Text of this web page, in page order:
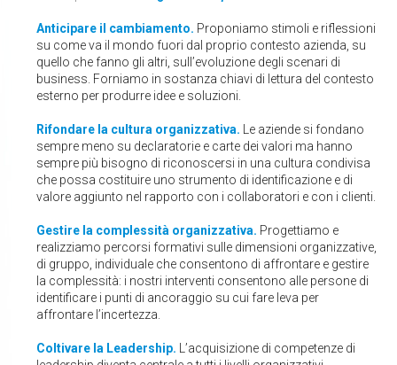
Anticipare il cambiamento. Proponiamo stimoli e riflessioni
su come va il mondo fuori dal proprio contesto azienda, su
quello che fanno gli altri, sull’evoluzione degli scenari di
business. Forniamo in sostanza chiavi di lettura del contesto
esterno per produrre idee e soluzioni.
Rifondare la cultura organizzativa.
Le aziende si fondano
sempre meno su declaratorie e carte dei valori ma hanno
sempre più bisogno di riconoscersi in una cultura condivisa
che possa costituire uno strumento di identificazione e di
valore aggiunto nel rapporto con i collaboratori e con i clienti.
Gestire la complessità organizzativa. Progettiamo e
realizziamo percorsi formativi sulle dimensioni organizzative,
di gruppo, individuale che consentono di affrontare e gestire
la complessità: i nostri interventi consentono alle persone di
identificare i punti di ancoraggio su cui fare leva per
affrontare l’incertezza.
Coltivare la Leadership.
L’acquisizione di competenze di